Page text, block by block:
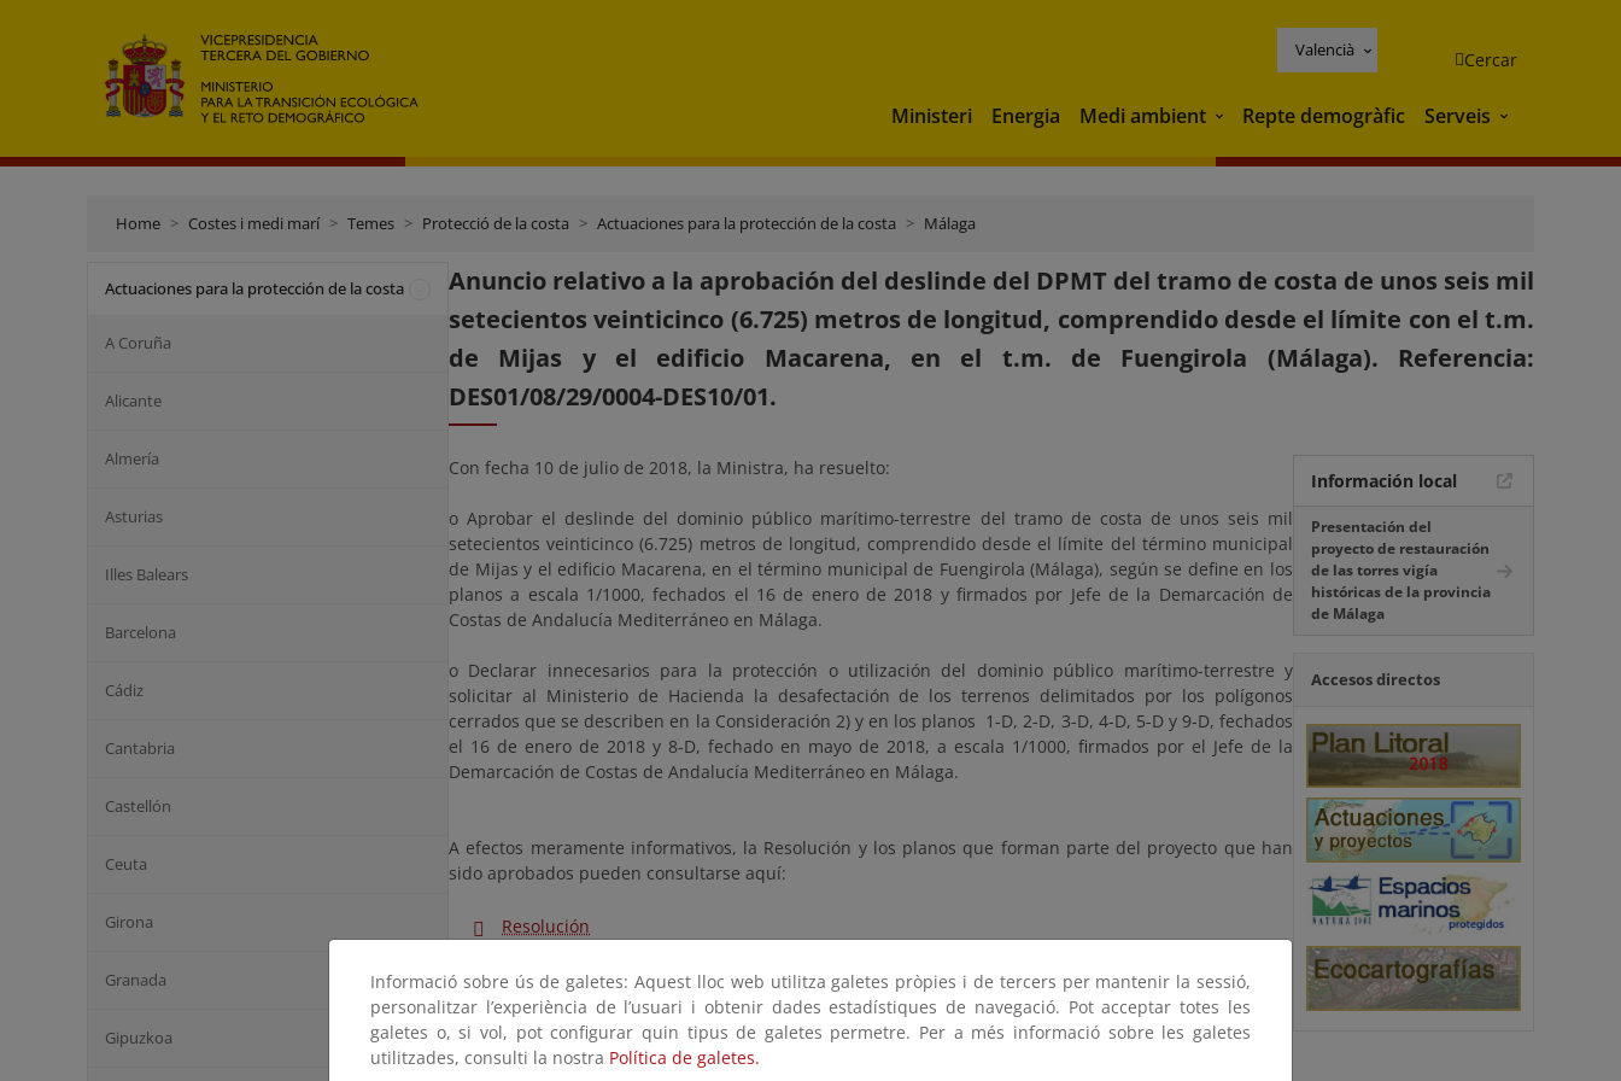
Valencià Cercar
Ministeri Energia Medi ambient Medi ambient
Repte demogràfic Serveis Serveis
Home Costes i medi marí Temes Protecció de la costa Actuaciones para la protección de la costa Málaga
Actuaciones para la protección de la costa
A Coruña
Alicante
Almería
Asturias
Illes Balears
Barcelona
Cádiz
Cantabria
Castellón
Ceuta
Girona
Granada
Gipuzkoa
Anuncio relativo a la aprobación del deslinde del DPMT del tramo de costa de unos seis mil
setecientos veinticinco (6.725) metros de longitud, comprendido desde el límite con el t.m.
de Mijas y el edificio Macarena, en el t.m. de Fuengirola (Málaga). Referencia:
DES01/08/29/0004-DES10/01.
Con fecha 10 de julio de 2018, la Ministra, ha resuelto:
o Aprobar el deslinde del dominio público marítimo-terrestre del tramo de costa de unos seis mil
setecientos veinticinco (6.725) metros de longitud, comprendido desde el límite del término municipal
de Mijas y el edificio Macarena, en el término municipal de Fuengirola (Málaga), según se define en los
planos a escala 1/1000, fechados el 16 de enero de 2018 y firmados por Jefe de la Demarcación de
Costas de Andalucía Mediterráneo en Málaga.
o Declarar innecesarios para la protección o utilización del dominio público marítimo-terrestre y
solicitar al Ministerio de Hacienda la desafectación de los terrenos delimitados por los polígonos
cerrados que se describen en la Consideración 2) y en los planos 1-D, 2-D, 3-D, 4-D, 5-D y 9-D, fechados
el 16 de enero de 2018 y 8-D, fechado en mayo de 2018, a escala 1/1000, firmados por el Jefe de la
Demarcación de Costas de Andalucía Mediterráneo en Málaga.
A efectos meramente informativos, la Resolución y los planos que forman parte del proyecto que han
sido aprobados pueden consultarse aquí:
Resolución
BOE aprobación del deslinde
Información local
Presentación del
proyecto de restauración
de las torres vigía
históricas de la provincia
de Málaga
Accesos directos
Informació sobre ús de galetes: Aquest lloc web utilitza galetes pròpies i de tercers per mantenir la sessió,
personalitzar l’experiència de l’usuari i obtenir dades estadístiques de navegació. Pot acceptar totes les
galetes o, si vol, pot configurar quin tipus de galetes permetre. Per a més informació sobre les galetes
utilitzades, consulti la nostra Política de galetes.